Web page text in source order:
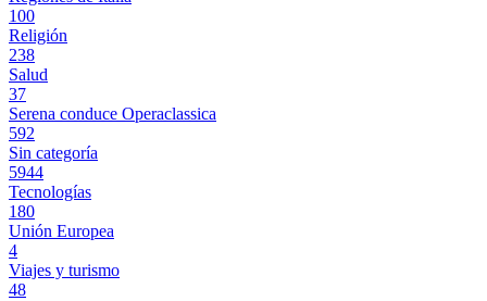
100
Religión
238
Salud
37
Serena conduce Operaclassica
592
Sin categoría
5944
Tecnologías
180
Unión Europea
4
Viajes y turismo
48